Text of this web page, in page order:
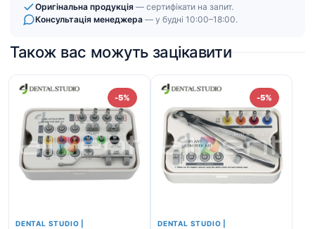
Оригінальна продукція — сертифікати на запит.
Консультація менеджера — у будні 10:00–18:00.
Також вас можуть зацікавити
-5%
DENTAL STUDIO |
-5%
DENTAL STUDIO |